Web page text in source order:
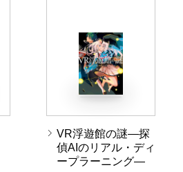
VR浮遊館の謎―探
偵AIのリアル・ディ
ープラーニング―